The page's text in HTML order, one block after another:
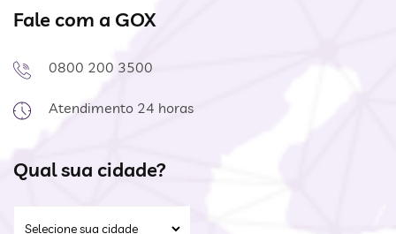
Fale com a GOX
0800 200 3500
Atendimento 24 horas
Qual sua cidade?